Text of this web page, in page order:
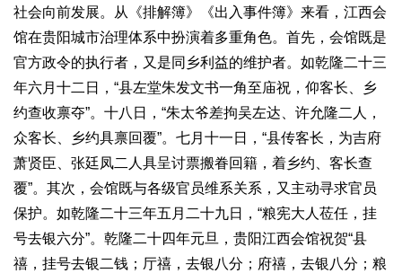
社会向前发展。从《排解簿》《出入事件簿》来看，江西会
馆在贵阳城市治理体系中扮演着多重角色。首先，会馆既是
官方政令的执行者，又是同乡利益的维护者。如乾隆二十三
年六月十二日，“县左堂朱发文书一角至庙祝，仰客长、乡
约查收禀夺”。十八日，“朱太爷差拘吴左达、许允隆二人，
众客长、乡约具禀回覆”。七月十一日，“县传客长，为吉府
萧贤臣、张廷凤二人具呈讨票搬眷回籍，着乡约、客长查
覆”。其次，会馆既与各级官员维系关系，又主动寻求官员
保护。如乾隆二十三年五月二十九日，“粮宪大人莅任，挂
号去银六分”。乾隆二十四年元旦，贵阳江西会馆祝贺“县
禧，挂号去银二钱；厅禧，去银八分；府禧，去银八分；粮